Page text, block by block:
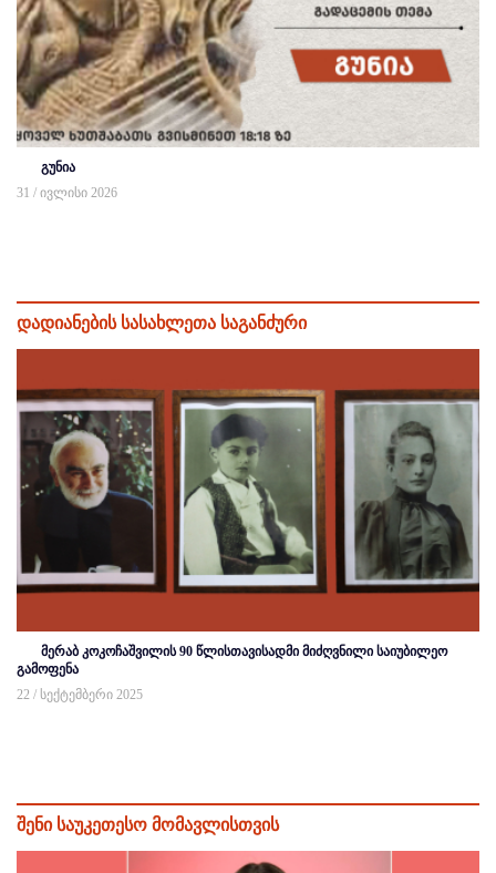
გუნია
31 / ივლისი 2026
დადიანების სასახლეთა საგანძური
მერაბ კოკოჩაშვილის 90 წლისთავისადმი მიძღვნილი საიუბილეო
გამოფენა
22 / სექტემბერი 2025
შენი საუკეთესო მომავლისთვის